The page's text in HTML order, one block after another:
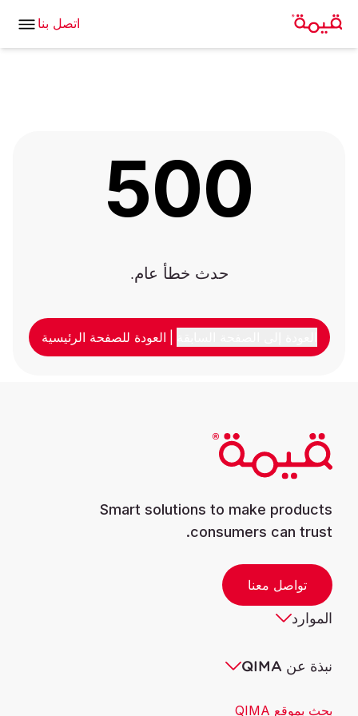
اتصل بنا
500
حدث خطأ عام.
العودة للصفحة الرئيسية
Smart solutions to make products
consumers can trust.
تواصل معنا
الموارد
نبذة عن QIMA
بحث بموقع QIMA